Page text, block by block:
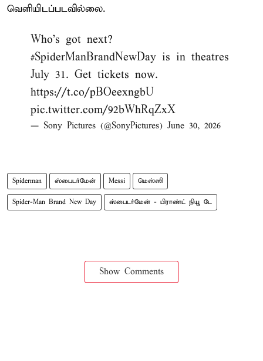
வெளியிடப்படவில்லை.
Who’s got next?
#SpiderManBrandNewDay is in theatres
July 31. Get tickets now.
https://t.co/pBOeexngbU
pic.twitter.com/92bWhRqZxX
— Sony Pictures (@SonyPictures) June 30, 2026
Spiderman ஸ்பைடர்மேன் Messi மெஸ்ஸி
Spider-Man Brand New Day ஸ்பைடர்மேன் - பிராண்ட் நியூ டே
Show Comments